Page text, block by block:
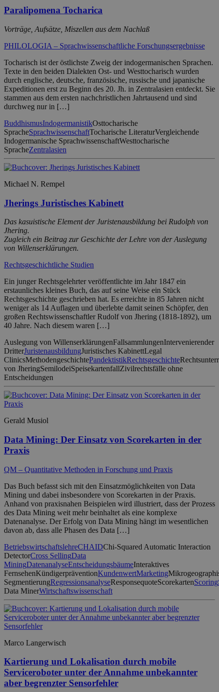
Paralipomena Tocharica
Vorträge, Aufsätze, Miszellen aus dem Nachlaß
PHILOLOGIA – Sprachwissenschaftliche Forschungsergebnisse
Tocharisch ist der östlichste Zweig der indogermanischen Sprachen.
Texte in den beiden Dialekten Ost- und Westtocharisch wurden
durch englische, deutsche, französische, russische und japanische
Expeditionen erst zu Beginn des 20. Jh. in Zentralasien entdeckt. Sie
stammen aus dem ersten nachchristlichen Jahrtausend und sind
durchweg nur in […]
BuddhismusIndogermanistikOsttocharische
SpracheSprachwissenschaftTocharische LiteraturVergleichende
Indogermanische SprachwissenschaftWesttocharische
SpracheZentralasien
Michael N. Rempel
Jherings Juristisches Kabinett
Das kasuistische Element der Juristenausbildung bei Rudolph von
Jhering.
Zugleich ein Beitrag zur Geschichte der Lehre von der Auslegung
von Willenserklärungen.
Rechtsgeschichtliche Studien
Ein junger Rechtsgelehrter veröffentlichte im Jahr 1847 ein
erstaunliches kleines Buch, das auf seine Weise ein Stück
Rechtsgeschichte geschrieben hat. Es erreichte in 85 Jahren nicht
weniger als 14 Auflagen und überlebte damit seinen Schöpfer, den
großen Rechtswissenschaftler Rudolf von Jhering (1818-1892), um
40 Jahre. Nach diesem waren […]
Auslegung von WillenserklärungenFallsammlungenIntervenierender
DritterJuristenausbildungJuristisches KabinettLegal
ClinicsMethodengeschichtePandektistikRechtsgeschichte
von JheringSemilodeiSpeisekartenfallZivilrechtsfälle ohne
Entscheidungen
Gerald Musiol
Data Mining: Der Einsatz von Scorekarten in der
Praxis
QM – Quantitative Methoden in Forschung und Praxis
Das Buch befasst sich mit den Einsatzmöglichkeiten von Data
Mining und dabei insbesondere von Scorekarten in der Praxis.
Anhand von praxisnahen Beispielen wird illustriert, dass der Prozess
des Data Mining weit mehr beinhaltet als eine komplexe
Datenanalyse. Der Erfolg von Data Mining hängt im wesentlichen
davon ab, dass alle Phasen des Data […]
BetriebswirtschaftslehreCHAIDChi-Squared Automatic Interaction
DetectorCross SellingData
MiningDatenanalyseEntscheidungsbäumeInteraktives
FernsehenKündigerpräventionKundenwertMarketing
SegmentierungRegressionsanalyseResponsequoteScorekartenScoring
Data MinerWirtschaftswissenschaft
Marco Langerwisch
Kartierung und Lokalisation durch mobile
Serviceroboter unter der Annahme unbekannter
aber begrenzter Sensorfehler